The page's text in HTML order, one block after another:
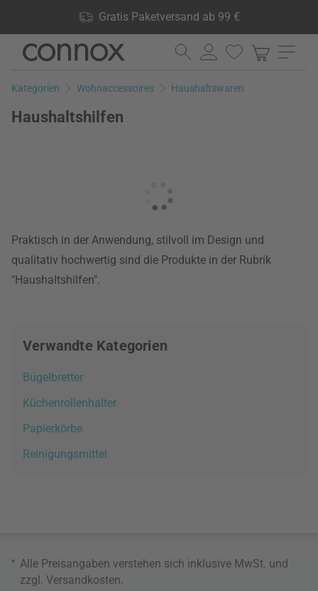
Gratis Paketversand ab 99 €
lagernd, 60 Tage Rückgaberecht
Direkt
Seiteninhalt
Direkt
Suchfeld
Kategorien Wohnaccessoires Haushaltswaren
Haushaltshilfen
Praktisch in der Anwendung, stilvoll im Design und
qualitativ hochwertig sind die Produkte in der Rubrik
"Haushaltshilfen".
Verwandte Kategorien
Bügelbretter
Küchenrollenhalter
Papierkörbe
Reinigungsmittel
* Alle Preisangaben verstehen sich inklusive MwSt. und
zzgl. Versandkosten.